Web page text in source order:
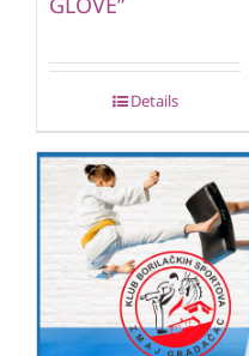
Details